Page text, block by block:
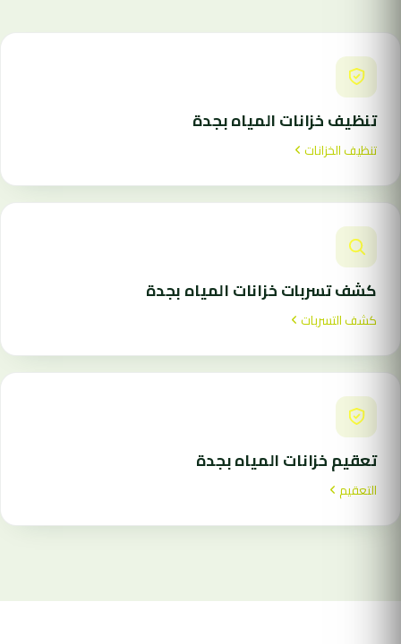
تنظيف خزانات المياه بجدة
تنظيف الخزانات
كشف تسربات خزانات المياه بجدة
كشف التسربات
تعقيم خزانات المياه بجدة
التعقيم